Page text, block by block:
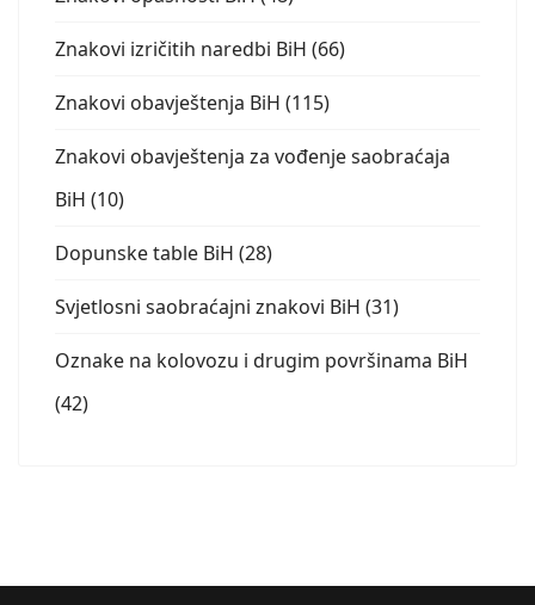
Znakovi izričitih naredbi BiH (66)
Znakovi obavještenja BiH (115)
Znakovi obavještenja za vođenje saobraćaja
BiH (10)
Dopunske table BiH (28)
Svjetlosni saobraćajni znakovi BiH (31)
Oznake na kolovozu i drugim površinama BiH
(42)